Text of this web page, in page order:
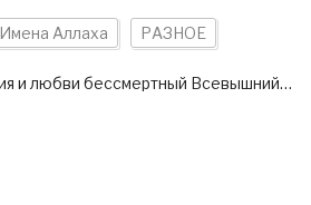
Имена Аллаха РАЗНОЕ
и любви бессмертный Всевышний…